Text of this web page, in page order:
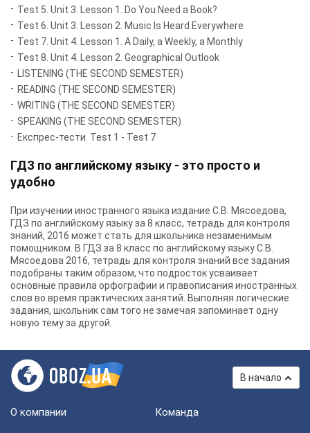
Test 5. Unit 3. Lesson 1. Do You Need a Book?
Test 6. Unit 3. Lesson 2. Music Is Heard Everywhere
Test 7. Unit 4. Lesson 1. A Daily, a Weekly, a Monthly
Test 8. Unit 4. Lesson 2. Geographical Outlook
LISTENING (THE SECOND SEMESTER)
READING (THE SECOND SEMESTER)
WRITING (THE SECOND SEMESTER)
SPEAKING (THE SECOND SEMESTER)
Експрес-тести. Test 1 - Test 7
ГДЗ по английскому языку - это просто и
удобно
При изучении иностранного языка издание С.В. Мясоедова,
ГДЗ по английскому языку за 8 класс, тетрадь для контроля
знаний, 2016 может стать для школьника незаменимым
помощником. В ГДЗ за 8 класс по английскому языку С.В.
Мясоедова 2016, тетрадь для контроля знаний все задания
подобраны таким образом, что подросток усваивает
основные правила орфографии и правописания иностранных
слов во время практических занятий. Выполняя логические
задания, школьник сам того не замечая запоминает одну
новую тему за другой.
В начало
О компании Команда